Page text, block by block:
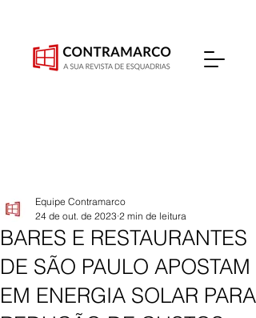
BARES E RESTAURANTES
DE SÃO PAULO APOSTAM
EM ENERGIA SOLAR PARA
Equipe Contramarco
24 de out. de 2023 2 min de leitura